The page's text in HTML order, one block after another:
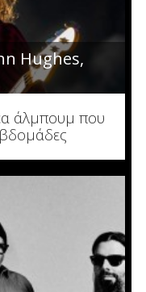
Hughes,
άλμπουμ που